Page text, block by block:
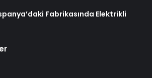
Fabrikasında Elektrikli